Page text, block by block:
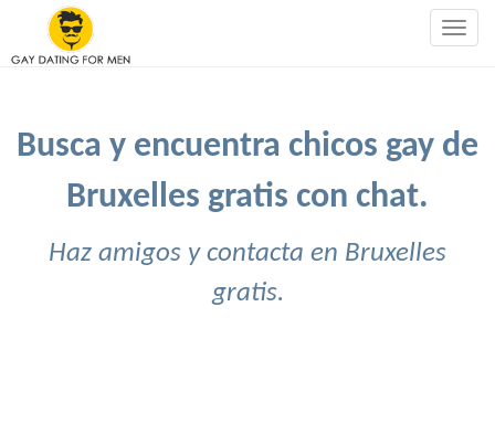
Busca y encuentra chicos gay de
Bruxelles gratis con chat.
Haz amigos y contacta en Bruxelles
gratis.